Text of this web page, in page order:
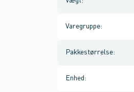
Varegruppe:
Pakkestørrelse:
Enhed :